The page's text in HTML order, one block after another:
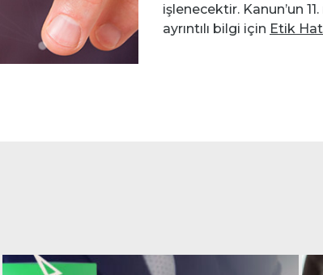
işlenecektir. Kanun’un
ayrıntılı bilgi için Etik